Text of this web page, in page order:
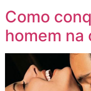
Como
homem na